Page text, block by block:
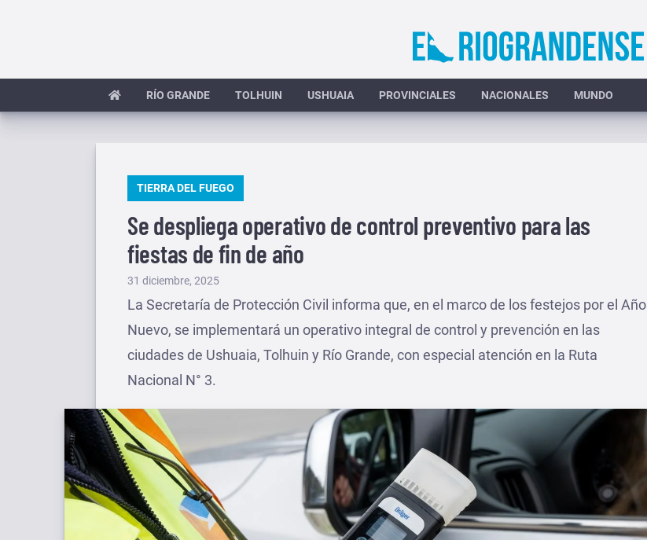
RÍO GRANDE TOLHUIN USHUAIA PROVINCIALES NACIONALES MUNDO
PUBLICADO
TIERRA DEL FUEGO
Se despliega operativo de control preventivo para las
fiestas de fin de año
Publicado
el
31 diciembre, 2025
La Secretaría de Protección Civil informa que, en el marco de los festejos por el Año
Nuevo, se implementará un operativo integral de control y prevención en las
ciudades de Ushuaia, Tolhuin y Río Grande, con especial atención en la Ruta
Nacional N° 3.